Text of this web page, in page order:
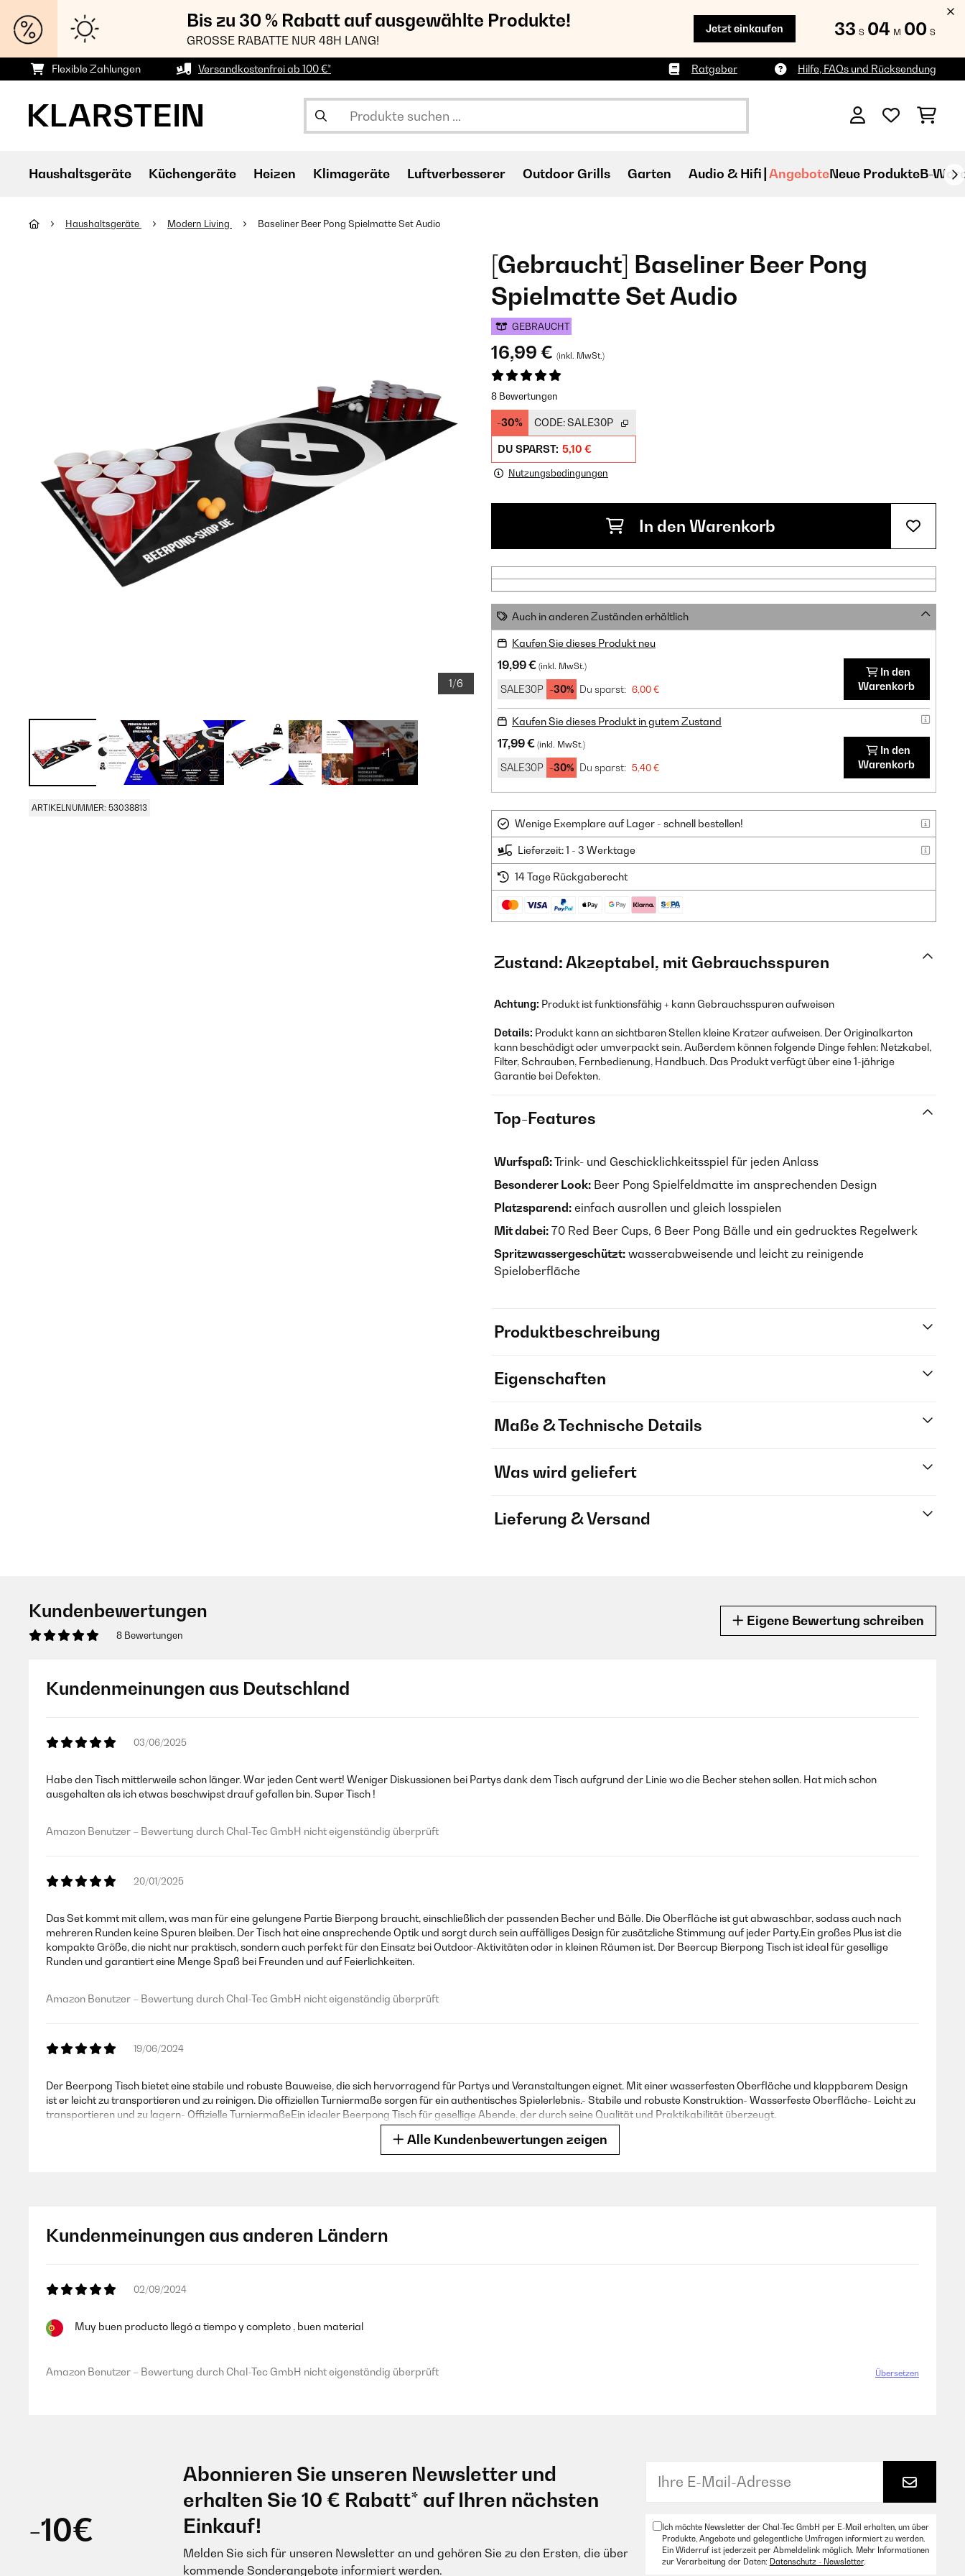
Bis zu 30 % Rabatt auf ausgewählte Produkte!
GROSSE RABATTE NUR 48H LANG!
Jetzt einkaufen 33 S 03 M 58 S
Flexible Zahlungen Versandkostenfrei ab 100 €* Ratgeber Hilfe, FAQs und Rücksendung
Haushaltsgeräte Küchengeräte Heizen Klimageräte Luftverbesserer Outdoor Grills Garten Audio & Hifi AngeboteNeue ProdukteB-
Haushaltsgeräte Modern Living Baseliner Beer Pong Spielmatte Set Audio
1/6
+1
ARTIKELNUMMER: 53038813
[Gebraucht] Baseliner Beer Pong
Spielmatte Set Audio
GEBRAUCHT
16,99 € (inkl. MwSt.)
8 Bewertungen
-30% CODE:SALE30P
DU SPARST: 5,10 €
Nutzungsbedingungen
In den Warenkorb
Auch in anderen Zuständen erhältlich
Kaufen Sie dieses Produkt neu
19,99 € (inkl. MwSt.)
SALE30P -30% Du sparst: 6,00 €
In den
Warenkorb
Kaufen Sie dieses Produkt in gutem Zustand
17,99 € (inkl. MwSt.)
SALE30P -30% Du sparst: 5,40 €
In den
Warenkorb
Wenige Exemplare auf Lager - schnell bestellen!
Lieferzeit: 1 - 3 Werktage
14 Tage Rückgaberecht
Zustand: Akzeptabel, mit Gebrauchsspuren
Achtung: Produkt ist funktionsfähig + kann Gebrauchsspuren aufweisen
Details: Produkt kann an sichtbaren Stellen kleine Kratzer aufweisen. Der Originalkarton
kann beschädigt oder umverpackt sein. Außerdem können folgende Dinge fehlen: Netzkabel,
Filter, Schrauben, Fernbedienung, Handbuch. Das Produkt verfügt über eine 1-jährige
Garantie bei Defekten.
Top-Features
Wurfspaß:Trink- und Geschicklichkeitsspiel für jeden Anlass
Besonderer Look: Beer Pong Spielfeldmatte im ansprechenden Design
Platzsparend: einfach ausrollen und gleich losspielen
Mit dabei: 70 Red Beer Cups, 6 Beer Pong Bälle und ein gedrucktes Regelwerk
Spritzwassergeschützt: wasserabweisende und leicht zu reinigende
Spieloberfläche
Produktbeschreibung
Eigenschaften
Maße & Technische Details
Was wird geliefert
Lieferung & Versand
Kundenbewertungen
8 Bewertungen
Eigene Bewertung schreiben
Kundenmeinungen aus Deutschland
03/06/2025
Habe den Tisch mittlerweile schon länger. War jeden Cent wert! Weniger Diskussionen bei Partys dank dem Tisch aufgrund der Linie wo die Becher stehen sollen. Hat mich schon
ausgehalten als ich etwas beschwipst drauf gefallen bin. Super Tisch !
Amazon Benutzer – Bewertung durch Chal-Tec GmbH nicht eigenständig überprüft
20/01/2025
Das Set kommt mit allem, was man für eine gelungene Partie Bierpong braucht, einschließlich der passenden Becher und Bälle. Die Oberfläche ist gut abwaschbar, sodass auch nach
mehreren Runden keine Spuren bleiben. Der Tisch hat eine ansprechende Optik und sorgt durch sein auffälliges Design für zusätzliche Stimmung auf jeder Party.Ein großes Plus ist die
kompakte Größe, die nicht nur praktisch, sondern auch perfekt für den Einsatz bei Outdoor-Aktivitäten oder in kleinen Räumen ist. Der Beercup Bierpong Tisch ist ideal für gesellige
Runden und garantiert eine Menge Spaß bei Freunden und auf Feierlichkeiten.
Amazon Benutzer – Bewertung durch Chal-Tec GmbH nicht eigenständig überprüft
19/06/2024
Der Beerpong Tisch bietet eine stabile und robuste Bauweise, die sich hervorragend für Partys und Veranstaltungen eignet. Mit einer wasserfesten Oberfläche und klappbarem Design
ist er leicht zu transportieren und zu reinigen. Die offiziellen Turniermaße sorgen für ein authentisches Spielerlebnis.- Stabile und robuste Konstruktion- Wasserfeste Oberfläche- Leicht zu
transportieren und zu lagern- Offizielle TurniermaßeEin idealer Beerpong Tisch für gesellige Abende, der durch seine Qualität und Praktikabilität überzeugt.
Amazon Benutzer – Bewertung durch Chal-Tec GmbH nicht eigenständig überprüft
Der Beercup Bierpong Tisch ist ein unverzichtbares Set für Partyspiele und bringt eine gehörige Portion Spaß in jede Veranstaltung. Dieser Tisch wurde speziell für das beliebte Beer Pong
entscheidender Vorteil dieses Tisches ist seine Wasserfestigkeit. Diese Eigenschaft trägt dazu bei, dass der Tisch langlebig bleibt und auch bei unerwarteten Flüssigkeitsverschüttungen
keinen Schaden nimmt. Die Tatsache, dass der Tisch mit Bierpong Red Cups geliefert wird, macht ihn zu einem praktischen Komplettpaket für alle, die sofort mit dem Spielen beginnen
einfach gut ist. Man kann bei einem faltbaren Tisch nicht erwarten, dass dieser genauso stabil ist wie ein regulärer Tisch. Hier muss man von der Stabilität her ein Punkt abziehen, Die
Qualität des Tisches ist jedoch perfekt. Sehr gute Verarbeitung, Regelwerk für Bier Pong liegt dabei(Wenn jemand diese nicht kennt) und Halter für die Becher sind ebenfalls inklusive. Ich
bin sehr sehr zufrieden mit diesem Tisch und kann ihn nur jedem empfehlen!
Amazon Benutzer – Bewertung durch Chal-Tec GmbH nicht eigenständig überprüft
Alle Kundenbewertungen zeigen
Kundenmeinungen aus anderen Ländern
02/09/2024
Muy buen producto llegó a tiempo y completo , buen material
Amazon Benutzer – Bewertung durch Chal-Tec GmbH nicht eigenständig überprüft Übersetzen
-10€
Abonnieren Sie unseren Newsletter und
erhalten Sie 10 € Rabatt* auf Ihren nächsten
Einkauf!
Melden Sie sich für unseren Newsletter an und gehören Sie zu den Ersten, die über
kommende Sonderangebote informiert werden.
Ich möchte Newsletter der Chal-Tec GmbH per E-Mail erhalten, um über
Produkte, Angebote und gelegentliche Umfragen informiert zu werden.
Ein Widerruf ist jederzeit per Abmeldelink möglich. Mehr Informationen
zur Verarbeitung der Daten: Datenschutz - Newsletter.